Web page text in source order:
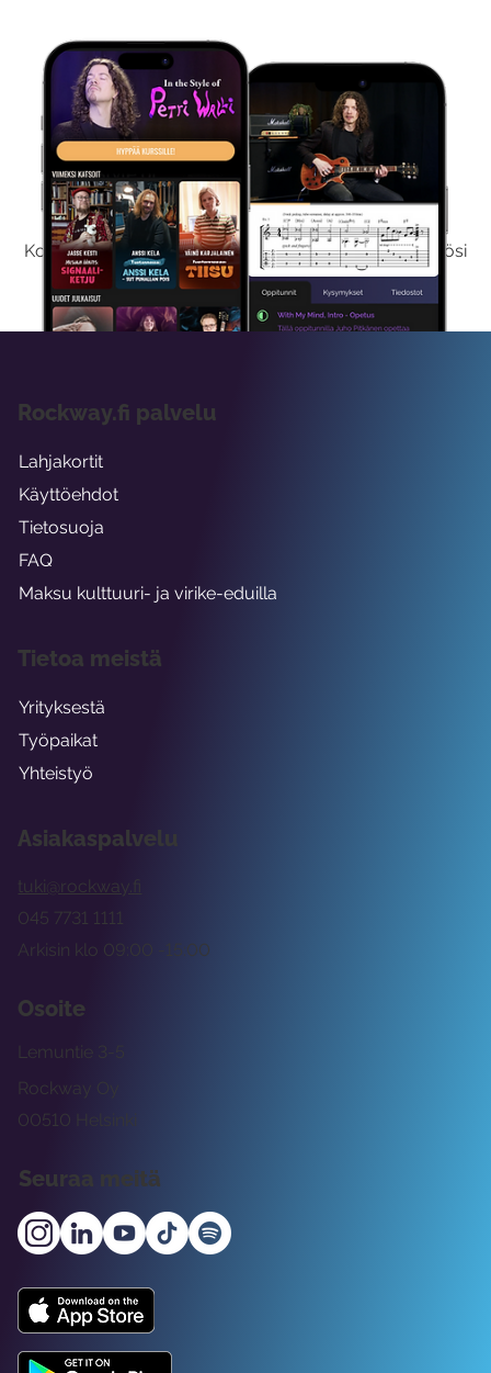
Kokeile Ilmaiseksi
Kokeilemalla ilmaiseksi saat koko sisältömme käyttöösi
viikon ajaksi.
Asiakaspalvelu
tuki@rockway.fi
Arkisin klo 09:00 -15:00
045 7731 1111
Osoite
Rockway Oy
Lemuntie 3-5
00510 Helsinki
Seuraa meitä
Rockway.fi palvelu
Lahjakortit
Käyttöehdot
Tietosuoja
FAQ
Maksu kulttuuri- ja virike-eduilla
Tietoa meistä
Yrityksestä
Työpaikat
Yhteistyö